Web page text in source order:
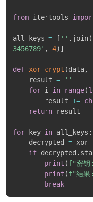
from itertools
all_keys = [ '' . join(
3456789' , 4) ]
def xor_crypt (data,
    result
=
''
for i in range(
        result
+=
return result
for key in all_keys :
    decrypted
=
if decrypted .
print (f"密钥
print (f"结果
break